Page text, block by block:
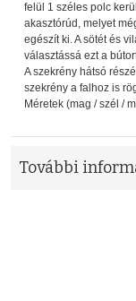
felül 1 széles polc
akasztórúd, melyet
egészít ki. A sötét és
választássá ezt a
A szekrény hátsó
szekrény a falhoz is
Méretek (mag / szél /
További